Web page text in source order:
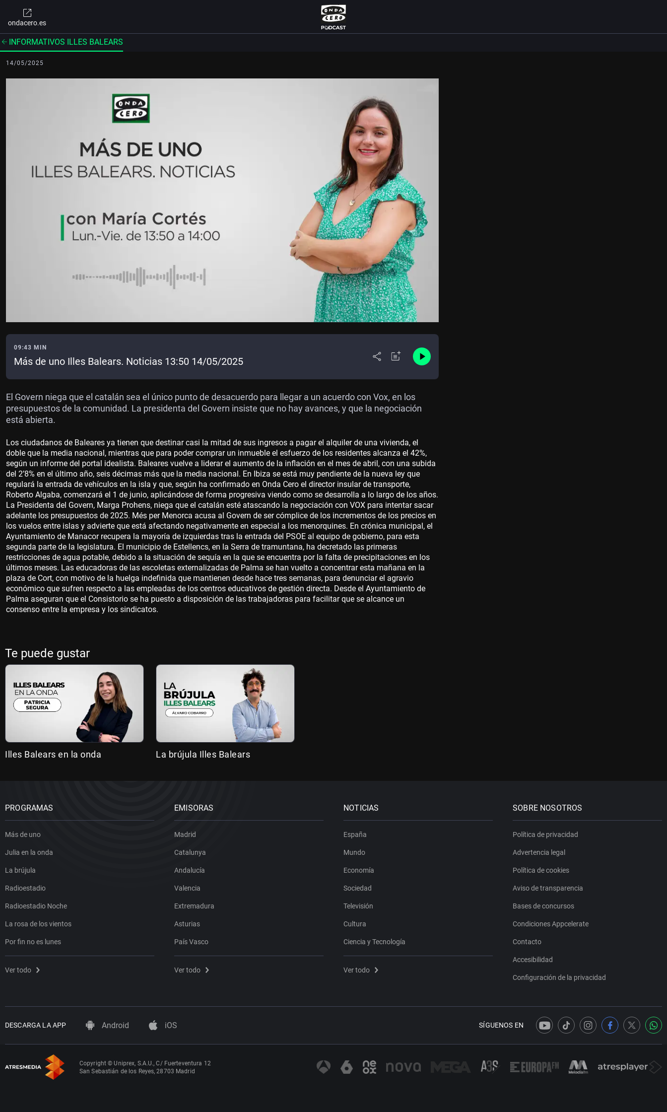
ondacero.es
INFORMATIVOS ILLES BALEARS
14/05/2025
09:43 MIN
Más de uno Illes Balears. Noticias 13:50 14/05/2025
El Govern niega que el catalán sea el único punto de desacuerdo para llegar a un acuerdo con Vox, en los
presupuestos de la comunidad. La presidenta del Govern insiste que no hay avances, y que la negociación
está abierta.
Los ciudadanos de Baleares ya tienen que destinar casi la mitad de sus ingresos a pagar el alquiler de una vivienda, el
doble que la media nacional, mientras que para poder comprar un inmueble el esfuerzo de los residentes alcanza el 42%,
según un informe del portal idealista. Baleares vuelve a liderar el aumento de la inflación en el mes de abril, con una subida
del 2’8% en el último año, seis décimas más que la media nacional. En Ibiza se está muy pendiente de la nueva ley que
regulará la entrada de vehículos en la isla y que, según ha confirmado en Onda Cero el director insular de transporte,
Roberto Algaba, comenzará el 1 de junio, aplicándose de forma progresiva viendo como se desarrolla a lo largo de los años.
La Presidenta del Govern, Marga Prohens, niega que el catalán esté atascando la negociación con VOX para intentar sacar
adelante los presupuestos de 2025. Més per Menorca acusa al Govern de ser cómplice de los incrementos de los precios en
los vuelos entre islas y advierte que está afectando negativamente en especial a los menorquines. En crónica municipal, el
Ayuntamiento de Manacor recupera la mayoría de izquierdas tras la entrada del PSOE al equipo de gobierno, para esta
segunda parte de la legislatura. El municipio de Estellencs, en la Serra de tramuntana, ha decretado las primeras
restricciones de agua potable, debido a la situación de sequía en la que se encuentra por la falta de precipitaciones en los
últimos meses. Las educadoras de las escoletas externalizadas de Palma se han vuelto a concentrar esta mañana en la
plaza de Cort, con motivo de la huelga indefinida que mantienen desde hace tres semanas, para denunciar el agravio
económico que sufren respecto a las empleadas de los centros educativos de gestión directa. Desde el Ayuntamiento de
Palma aseguran que el Consistorio se ha puesto a disposición de las trabajadoras para facilitar que se alcance un
consenso entre la empresa y los sindicatos.
Te puede gustar
Illes Balears en la onda La brújula Illes Balears
PROGRAMAS
Más de uno
Julia en la onda
La brújula
Radioestadio
Radioestadio Noche
La rosa de los vientos
Por fin no es lunes
Ver todo
EMISORAS
Madrid
Catalunya
Andalucía
Valencia
Extremadura
Asturias
País Vasco
Ver todo
NOTICIAS
España
Mundo
Economía
Sociedad
Televisión
Cultura
Ciencia y Tecnología
Ver todo
SOBRE NOSOTROS
Política de privacidad
Advertencia legal
Política de cookies
Aviso de transparencia
Bases de concursos
Condiciones Appcelerate
Contacto
Accesibilidad
Configuración de la privacidad
DESCARGA LA APP Android iOS SÍGUENOS EN
Copyright © Uniprex, S.A.U., C/ Fuerteventura 12
San Sebastián de los Reyes, 28703 Madrid